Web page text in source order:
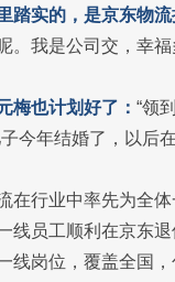
踏实的，是京东物
。我是公司交，幸福
梅也计划好了： “领
今年结婚了，以后
在行业中率先为全
线员工顺利在京东
线岗位，覆盖全国